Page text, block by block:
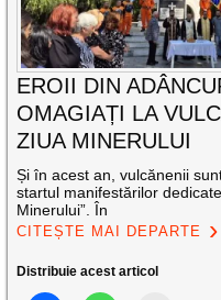
EROII DIN
OMAGIAȚI LA
ZIUA MINERULUI
Și în acest an, vulcănenii
startul manifestărilor
Minerului”. În
CITEȘTE MAI DEPARTE
Distribuie acest articol